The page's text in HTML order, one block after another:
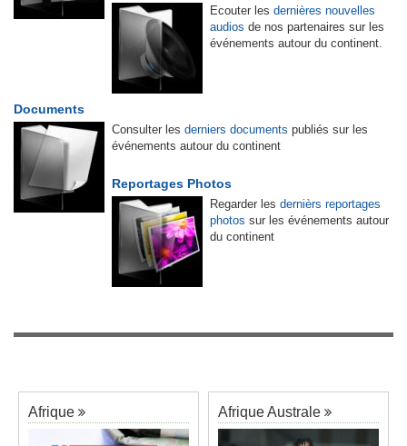
Ecouter les dernières nouvelles
audios de nos partenaires sur les
événements autour du continent.
Documents
Consulter les derniers documents publiés sur les
événements autour du continent
Reportages Photos
Regarder les dernièrs reportages
photos sur les événements autour
du continent
Afrique Afrique Australe